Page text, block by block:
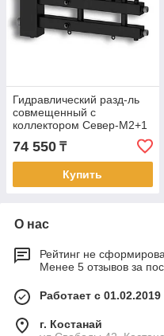
Гидравлический разд-ль
совмещенный с
коллектором Север-M2+1
74 550 ₸
Купить
О нас
Рейтинг не
Менее 5 отзывов за
Работает с 01.02.2019
г. Костанай